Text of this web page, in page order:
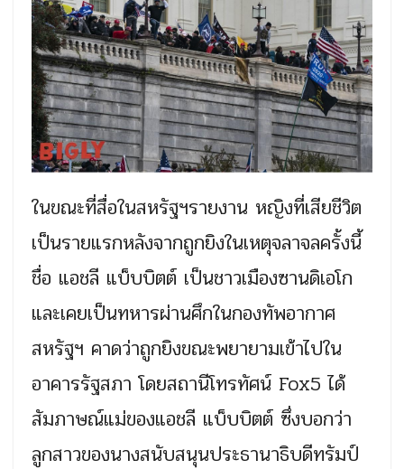
ในขณะที่สื่อในสหรัฐฯรายงาน หญิงที่เสียชีวิต
เป็นรายแรกหลังจากถูกยิงในเหตุจลาจลครั้งนี้
ชื่อ แอชลี แบ็บบิตต์ เป็นชาวเมืองซานดิเอโก
และเคยเป็นทหารผ่านศึกในกองทัพอากาศ
สหรัฐฯ คาดว่าถูกยิงขณะพยายามเข้าไปใน
อาคารรัฐสภา โดยสถานีโทรทัศน์ Fox5 ได้
สัมภาษณ์แม่ของแอชลี แบ็บบิตต์ ซึ่งบอกว่า
ลูกสาวของนางสนับสนุนประธานาธิบดีทรัมป์